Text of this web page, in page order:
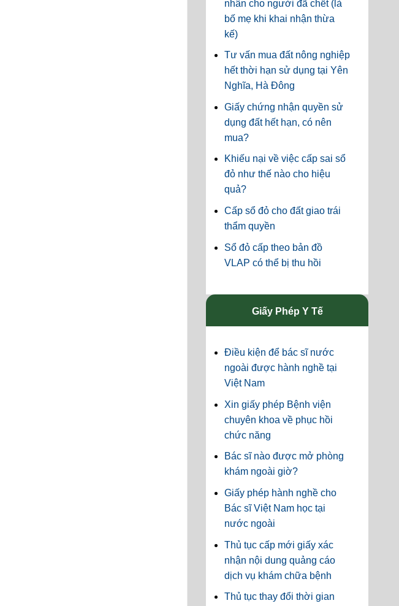
nhân cho người đã chết (là
bố mẹ khi khai nhận thừa
kế)
Tư vấn mua đất nông nghiệp
hết thời hạn sử dụng tại Yên
Nghĩa, Hà Đông
Giấy chứng nhận quyền sử
dụng đất hết hạn, có nên
mua?
Khiếu nại về việc cấp sai sổ
đỏ như thế nào cho hiệu
quả?
Cấp sổ đỏ cho đất giao trái
thẩm quyền
Sổ đỏ cấp theo bản đồ
VLAP có thể bị thu hồi
Giấy Phép Y Tế
Điều kiện để bác sĩ nước
ngoài được hành nghề tại
Việt Nam
Xin giấy phép Bệnh viện
chuyên khoa về phục hồi
chức năng
Bác sĩ nào được mở phòng
khám ngoài giờ?
Giấy phép hành nghề cho
Bác sĩ Việt Nam học tại
nước ngoài
Thủ tục cấp mới giấy xác
nhận nội dung quảng cáo
dịch vụ khám chữa bệnh
Thủ tục thay đổi thời gian